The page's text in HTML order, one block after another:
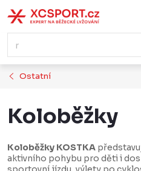
na
obsah
Ostatní
Koloběžky
Koloběžky KOSTKA
aktivního pohybu pro děti i